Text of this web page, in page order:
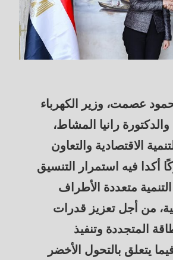
عصمت، وزير الكهرباء
رانيا المشاط،
الاقتصادية والتعاون
أكدا فيه استمرار التنسيق
متعددة الأطراف
من أجل تعزيز قدرات
المتجددة وتنفيذ
يتعلق بالتحول الأخضر